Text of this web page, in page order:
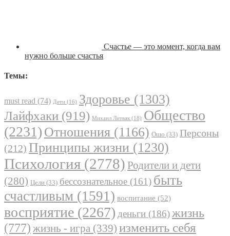
Счастье — это момент, когда вам
нужно больше счастья
Темы:
must read (74) Дети (16) Здоровье (1303)
Лайфхаки (919) Михаил Литвак (18) Общество
(2231) Отношения (1166) Ошо (33) Персоны
(212) Принципы жизни (1230)
Психология (2778) Родители и дети
(280) Цели (33) бессознательное (161) быть
счастливым (1591) воспитание (52)
восприятие (2267) деньги (186)жизнь
(777) жизнь - игра (339) изменить себя